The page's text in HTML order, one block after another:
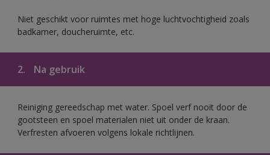
Niet geschikt voor ruimtes met hoge luchtvochtigheid zoals
badkamer, doucheruimte, etc.
2. Na gebruik
Reiniging gereedschap met water. Spoel verf nooit door de
gootsteen en spoel materialen niet uit onder de kraan.
Verfresten afvoeren volgens lokale richtlijnen.